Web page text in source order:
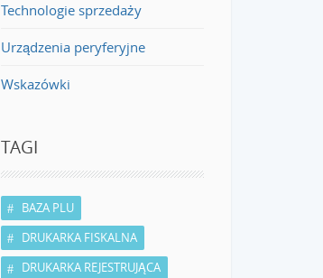
Technologie sprzedaży
Urządzenia peryferyjne
Wskazówki
TAGI
BAZA PLU
DRUKARKA FISKALNA
DRUKARKA REJESTRUJĄCA